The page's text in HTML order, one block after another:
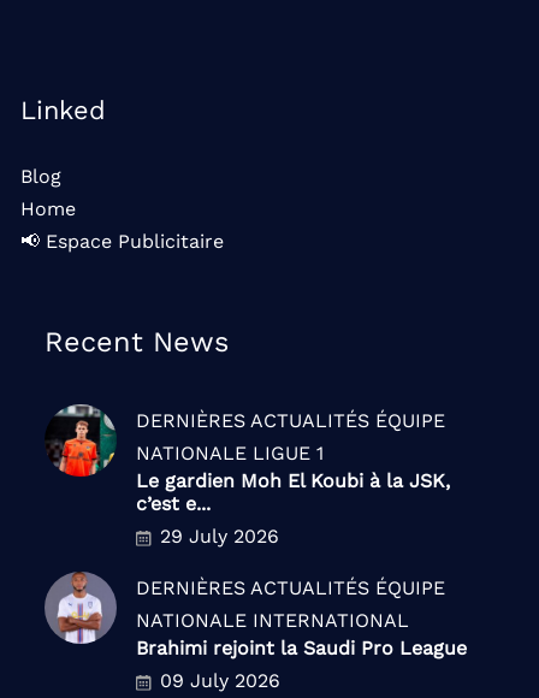
Linked
Blog
Home
📢 Espace Publicitaire
Recent News
DERNIÈRES ACTUALITÉS ÉQUIPE
NATIONALE LIGUE 1
Le gardien Moh El Koubi à la JSK,
c’est e...
29 July 2026
DERNIÈRES ACTUALITÉS ÉQUIPE
NATIONALE INTERNATIONAL
Brahimi rejoint la Saudi Pro League
09 July 2026